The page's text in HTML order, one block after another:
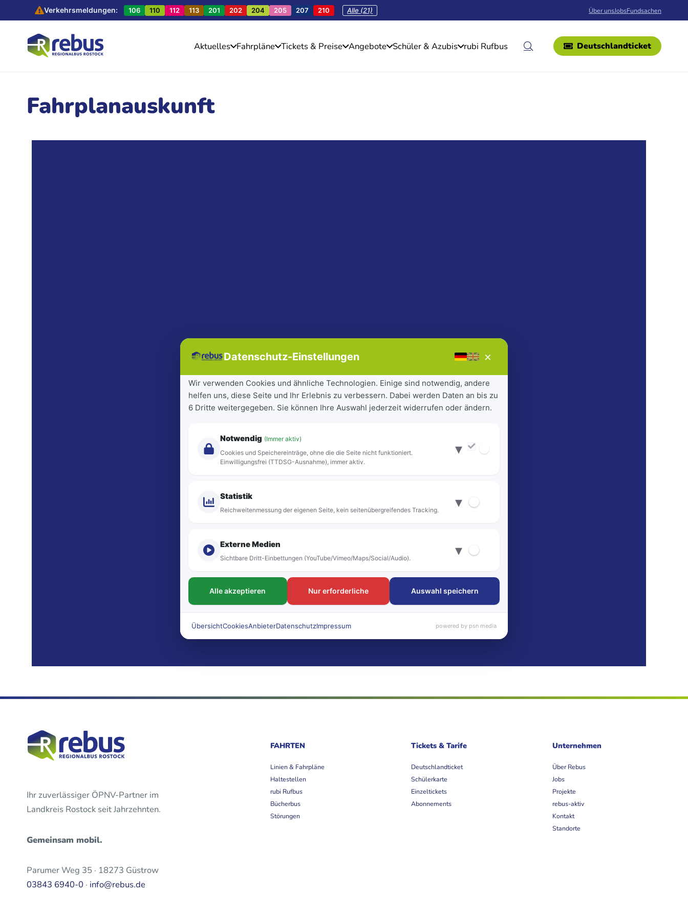
Verkehrsmeldungen: 106 110 112 113 201 202 204 205 207 210 Alle (21) Über unsJobsFundsachen
Aktuelles Fahrpläne Tickets & Preise Angebote Schüler & Azubis rubi Rufbus Deutschlandticket
Fahrplanauskunft
Ihr zuverlässiger ÖPNV-Partner im
Landkreis Rostock seit Jahrzehnten.
Gemeinsam mobil.
Parumer Weg 35 · 18273 Güstrow
03843 6940-0 · info@rebus.de
FAHRTEN
Linien & Fahrpläne
Haltestellen
rubi Rufbus
Bücherbus
Störungen
Tickets & Tarife
Deutschlandticket
Schülerkarte
Einzeltickets
Abonnements
Unternehmen
Über Rebus
Jobs
Projekte
rebus-aktiv
Kontakt
Standorte
Datenschutz-Einstellungen ×
Wir verwenden Cookies und ähnliche Technologien. Einige sind notwendig, andere
helfen uns, diese Seite und Ihr Erlebnis zu verbessern. Dabei werden Daten an bis zu
6 Dritte weitergegeben. Sie können Ihre Auswahl jederzeit widerrufen oder ändern.
Notwendig (Immer aktiv)
Cookies und Speichereinträge, ohne die die Seite nicht funktioniert.
Einwilligungsfrei (TTDSG-Ausnahme), immer aktiv.
▾
Statistik
Reichweitenmessung der eigenen Seite, kein seitenübergreifendes Tracking. ▾
Externe Medien
Sichtbare Dritt-Einbettungen (YouTube/Vimeo/Maps/Social/Audio). ▾
Alle akzeptieren Nur erforderliche Auswahl speichern
ÜbersichtCookiesAnbieterDatenschutzImpressum powered by psn media